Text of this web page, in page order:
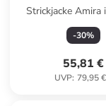
Strickjacke Amira
-30%
55,81 €
UVP: 79,95 €